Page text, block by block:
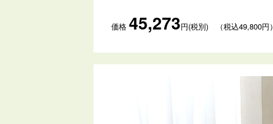
価格 45,273円(税別) （税込49,800円）